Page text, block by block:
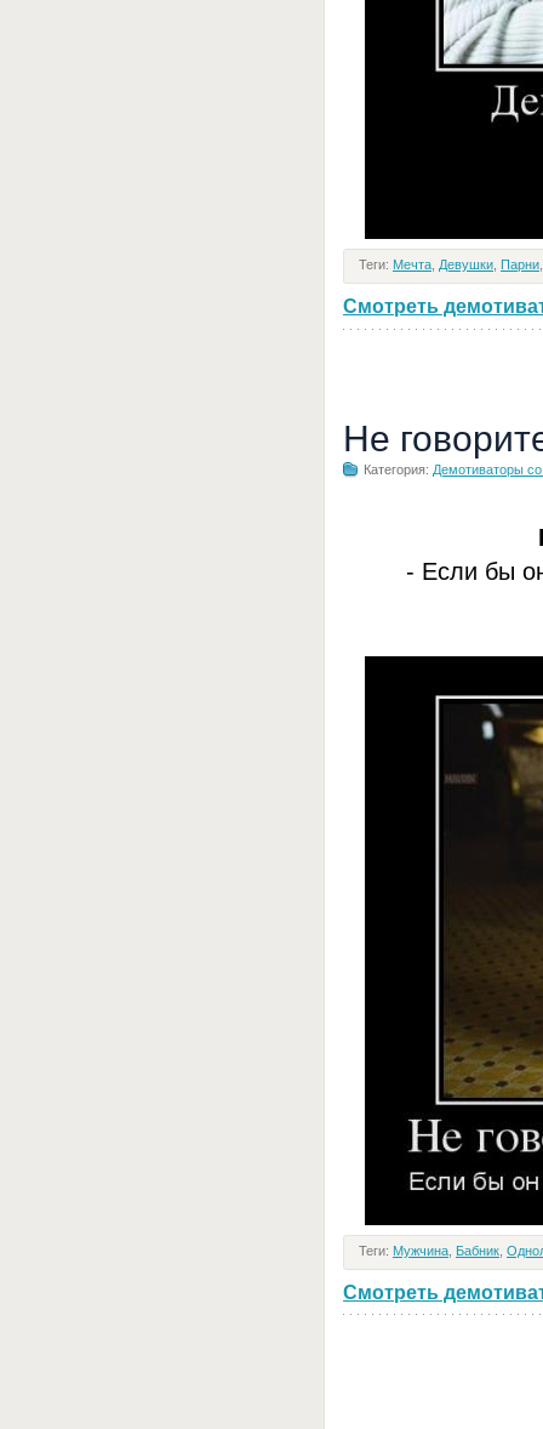
Теги: Мечта Девушки Парни
Смотреть
Не
Категория: Демотиваторы
- Если бы
Теги: Мужчина Бабник
Смотреть